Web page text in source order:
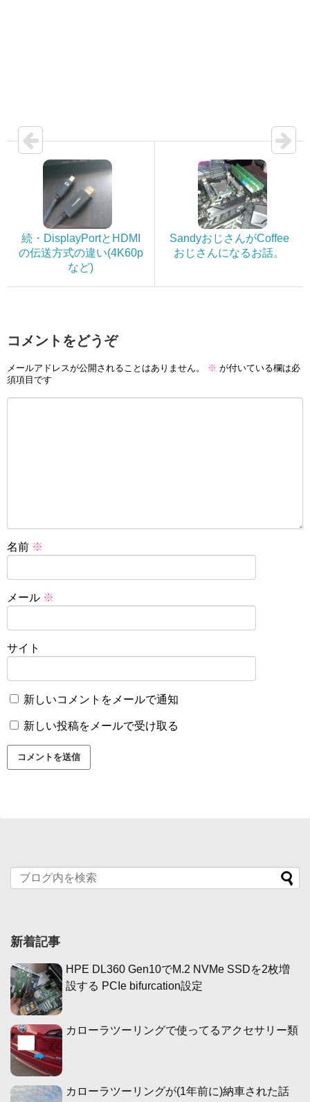
続・DisplayPortとHDMI
の伝送方式の違い(4K60p
など)
SandyおじさんがCoffee
おじさんになるお話。
コメントをどうぞ
メールアドレスが公開されることはありません。 ※ が付いている欄は必
須項目です
名前 ※
メール ※
サイト
新しいコメントをメールで通知
新しい投稿をメールで受け取る
新着記事
HPE DL360 Gen10でM.2 NVMe SSDを2枚増
設する PCIe bifurcation設定
カローラツーリングで使ってるアクセサリー類
カローラツーリングが(1年前に)納車された話